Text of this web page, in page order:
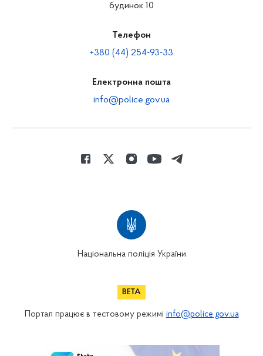
будинок 10
Телефон
+380 (44) 254-93-33
Електронна пошта
info@police.gov.ua
Національна поліція України
Портал працює в тестовому режимі info@police.gov.ua